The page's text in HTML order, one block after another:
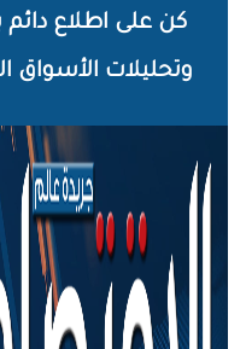
الرئيسي
كن على اطلاع دائم
وتحليلات الأسواق